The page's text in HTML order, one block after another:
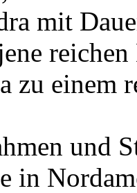
mit
zu einem
und
in